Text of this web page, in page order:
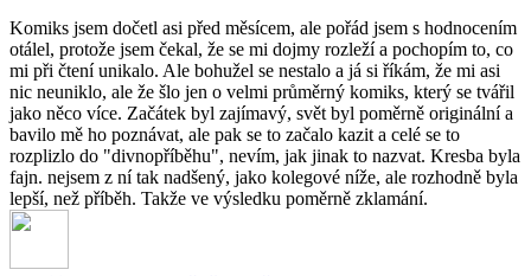
Komiks jsem dočetl asi před měsícem, ale pořád jsem s hodnocením
otálel, protože jsem čekal, že se mi dojmy rozleží a pochopím to, co
mi při čtení unikalo. Ale bohužel se nestalo a já si říkám, že mi asi
nic neuniklo, ale že šlo jen o velmi průměrný komiks, který se tvářil
jako něco více. Začátek byl zajímavý, svět byl poměrně originální a
bavilo mě ho poznávat, ale pak se to začalo kazit a celé se to
rozplizlo do "divnopříběhu", nevím, jak jinak to nazvat. Kresba byla
fajn. nejsem z ní tak nadšený, jako kolegové níže, ale rozhodně byla
lepší, než příběh. Takže ve výsledku poměrně zklamání.